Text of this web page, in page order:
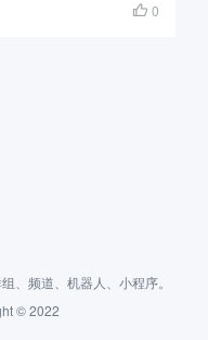
 0
、频道、机器人、小程序。
© 2022